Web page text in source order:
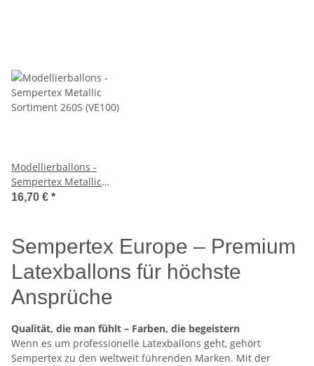
Modellierballons -
Sempertex Metallic
Sortiment 260S (VE100)
16,70 € *
Sempertex Europe – Premium
Latexballons für höchste
Ansprüche
Qualität, die man fühlt – Farben, die begeistern
Wenn es um professionelle Latexballons geht, gehört
Sempertex zu den weltweit führenden Marken. Mit der